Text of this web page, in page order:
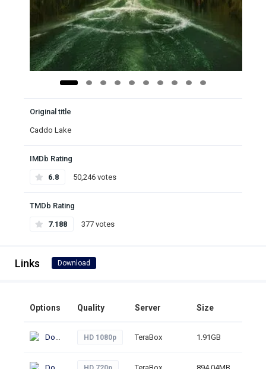
Original title
Caddo Lake
IMDb Rating
6.8 50,246 votes
TMDb Rating
7.188 377 votes
Links Download
Options Quality Server Size
Download HD 1080p TeraBox 1.91GB